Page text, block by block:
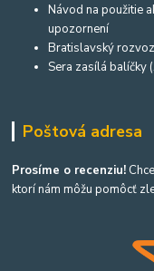
Návod na použitie
upozornení
Bratislavský
Sera zasílá balíčky (
Poštová adresa
Prosíme o recenziu!
ktorí nám môžu pomôcť